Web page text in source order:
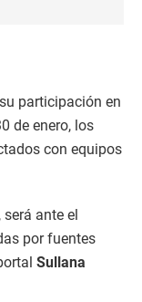
participación en
de enero, los
con equipos
ante el
por fuentes
Sullana